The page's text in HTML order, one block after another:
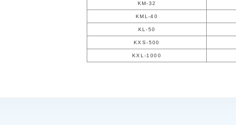
KM-32
KML-40
KL-50
KXS-500
KXL-1000